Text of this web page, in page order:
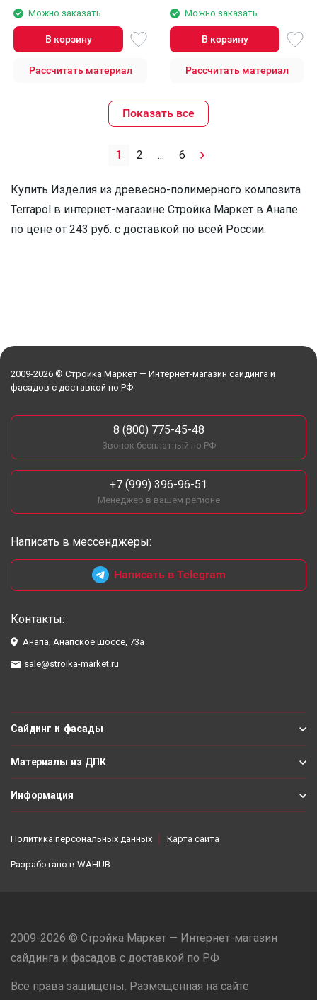
Можно заказать
В корзину
Рассчитать материал
Можно заказать
В корзину
Рассчитать материал
Показать все
1 2 ... 6
Купить Изделия из древесно-полимерного композита
Terrapol в интернет-магазине Стройка Маркет в Анапе
по цене от 243 руб. с доставкой по всей России.
2009-2026 © Стройка Маркет — Интернет-магазин сайдинга и
фасадов с доставкой по РФ
8 (800) 775-45-48
Звонок бесплатный по РФ
+7 (999) 396-96-51
Менеджер в вашем регионе
Написать в мессенджеры:
Написать в Telegram
Контакты:
Анапа, Анапское шоссе, 73а
sale@stroika-market.ru
Сайдинг и фасады
Материалы из ДПК
Информация
Политика персональных данных Карта сайта
Разработано в WAHUB
2009-2026 © Стройка Маркет — Интернет-магазин
сайдинга и фасадов с доставкой по РФ
Все права защищены. Размещенная на сайте